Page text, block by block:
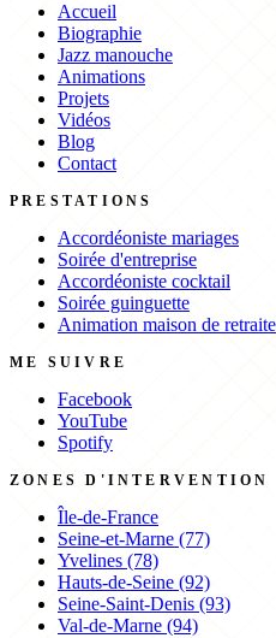
Accueil
Biographie
Jazz manouche
Animations
Projets
Vidéos
Blog
Contact
PRESTATIONS
Accordéoniste mariages
Soirée d'entreprise
Accordéoniste cocktail
Soirée guinguette
Animation maison de retraite
ME SUIVRE
Facebook
YouTube
Spotify
ZONES D'INTERVENTION
Île-de-France
Seine-et-Marne (77)
Yvelines (78)
Hauts-de-Seine (92)
Seine-Saint-Denis (93)
Val-de-Marne (94)